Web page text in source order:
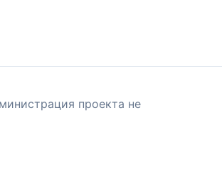
проекта не